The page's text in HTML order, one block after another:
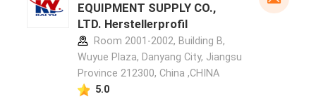
EQUIPMENT SUPPLY CO.,
LTD. Herstellerprofil
Room 2001-2002, Building B,
Wuyue Plaza, Danyang City, Jiangsu
Province 212300, China ,CHINA
5.0